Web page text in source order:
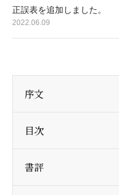
正誤表を追加しました。
2022.06.09
序文
目次
書評